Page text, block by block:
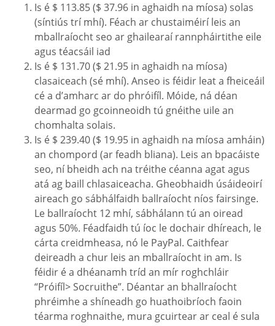
Is é $ 113.85 ($ 37.96 in aghaidh na míosa) solas
(síntiús trí mhí). Féach ar chustaiméirí leis an
mballraíocht seo ar ghailearaí rannpháirtithe eile
agus téacsáil iad
Is é $ 131.70 ($ 21.95 in aghaidh na míosa)
clasaiceach (sé mhí). Anseo is féidir leat a fheiceáil
cé a d’amharc ar do phróifíl. Móide, ná déan
dearmad go gcoinneoidh tú gnéithe uile an
chomhalta solais.
Is é $ 239.40 ($ 19.95 in aghaidh na míosa amháin)
an chompord (ar feadh bliana). Leis an bpacáiste
seo, ní bheidh ach na tréithe céanna agat agus
atá ag baill chlasaiceacha. Gheobhaidh úsáideoirí
aireach go sábhálfaidh ballraíocht níos fairsinge.
Le ballraíocht 12 mhí, sábhálann tú an oiread
agus 50%. Féadfaidh tú íoc le dochair dhíreach, le
cárta creidmheasa, nó le PayPal. Caithfear
deireadh a chur leis an mballraíocht in am. Is
féidir é a dhéanamh tríd an mír roghchláir
“Próifíl> Socruithe”. Déantar an bhallraíocht
phréimhe a shíneadh go huathoibríoch faoin
téarma roghnaithe, mura gcuirtear ar ceal é sula